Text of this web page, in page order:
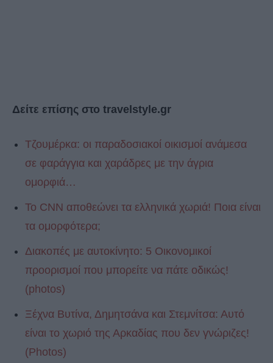
Δείτε επίσης στο travelstyle.gr
Τζουμέρκα: οι παραδοσιακοί οικισμοί ανάμεσα
σε φαράγγια και χαράδρες με την άγρια
ομορφιά…
Το CNN αποθεώνει τα ελληνικά χωριά! Ποια είναι
τα ομορφότερα;
Διακοπές με αυτοκίνητο: 5 Οικονομικοί
προορισμοί που μπορείτε να πάτε οδικώς!
(photos)
Ξέχνα Βυτίνα, Δημητσάνα και Στεμνίτσα: Αυτό
είναι το χωριό της Αρκαδίας που δεν γνώριζες!
(Photos)